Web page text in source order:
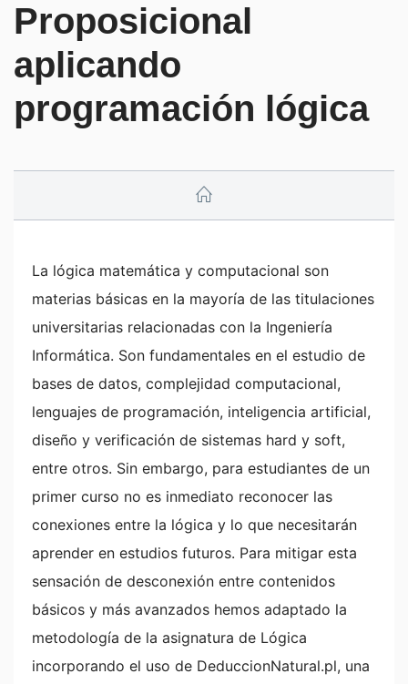
Proposicional
aplicando
programación lógica
La lógica matemática y computacional son
materias básicas en la mayoría de las titulaciones
universitarias relacionadas con la Ingeniería
Informática. Son fundamentales en el estudio de
bases de datos, complejidad computacional,
lenguajes de programación, inteligencia artificial,
diseño y verificación de sistemas hard y soft,
entre otros. Sin embargo, para estudiantes de un
primer curso no es inmediato reconocer las
conexiones entre la lógica y lo que necesitarán
aprender en estudios futuros. Para mitigar esta
sensación de desconexión entre contenidos
básicos y más avanzados hemos adaptado la
metodología de la asignatura de Lógica
incorporando el uso de DeduccionNatural.pl, una